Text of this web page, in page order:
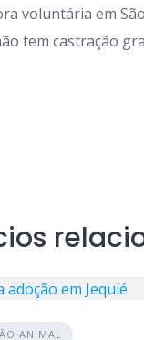
voluntária em
tem castração
ANIMAL